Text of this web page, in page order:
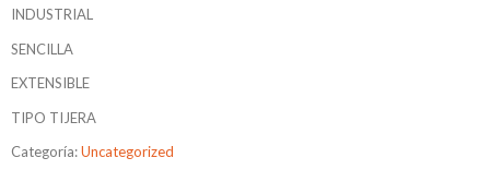
INDUSTRIAL
SENCILLA
EXTENSIBLE
TIPO TIJERA
Categoría:Uncategorized